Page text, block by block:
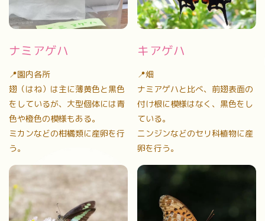
ナミアゲハ
📍園内各所
翅（はね）は主に薄黄色と黒色
をしているが、大型個体には青
色や橙色の模様もある。
ミカンなどの柑橘類に産卵を行
う。
キアゲハ
📍畑
ナミアゲハと比べ、前翅表面の
付け根に模様はなく、黒色をし
ている。
ニンジンなどのセリ科植物に産
卵を行う。